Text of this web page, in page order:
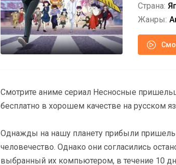
Страна:
Жанры:
Смотрите аниме сериал Несносные
бесплатно в хорошем качестве на русском
Однажды на нашу планету прибыли
человечество. Однако они согласились
выбранный их компьютером, в течение 10